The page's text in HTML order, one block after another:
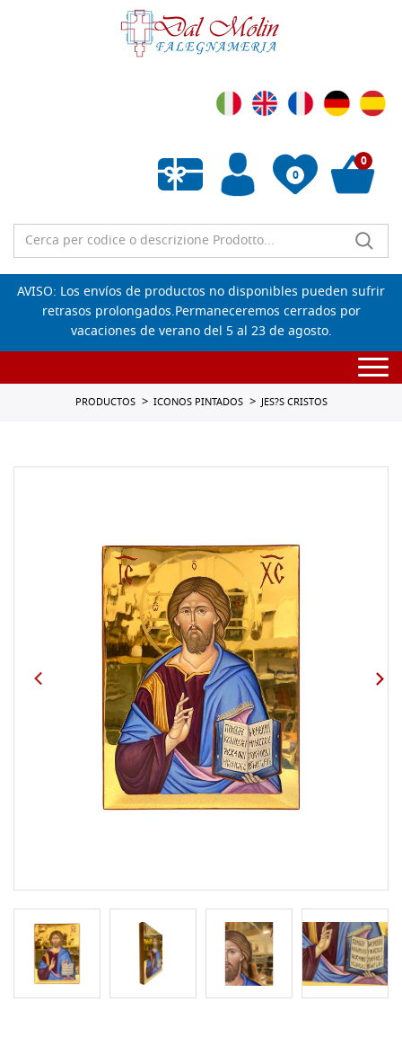
0
Lista de deseos vacía
0
AVISO: Los envíos de productos no disponibles pueden sufrir
retrasos prolongados.Permaneceremos cerrados por
vacaciones de verano del 5 al 23 de agosto.
PRODUCTOS ICONOS PINTADOS JES?S CRISTOS